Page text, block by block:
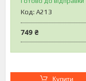
Код: A213
749 ₴
Купити